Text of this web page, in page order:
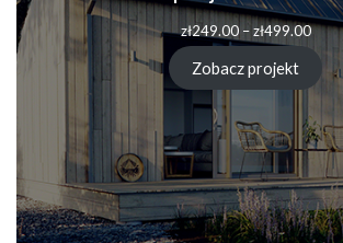
zł249.00 – zł499.00
Zobacz projekt